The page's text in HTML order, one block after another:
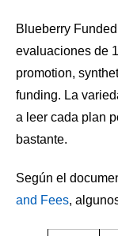
Blueberry
evaluaciones de
promotion,
funding. La
a leer cada plan
bastante.
Según el
and Fees,